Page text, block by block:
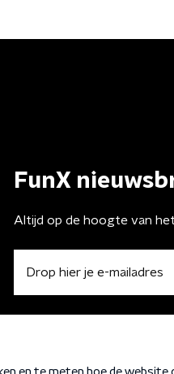
FunX
Altijd op de hoogte van